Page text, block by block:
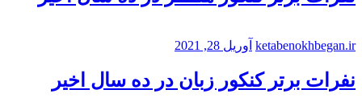
ketabenokhbegan.ir آوریل 28, 2021
نفرات برتر کنکور زبان در ده سال اخیر